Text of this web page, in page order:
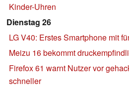
Kinder-Uhren
Dienstag 26
LG V40: Erstes Smartphone mit
Meizu 16 bekommt
Firefox 61 warnt Nutzer vor
schneller